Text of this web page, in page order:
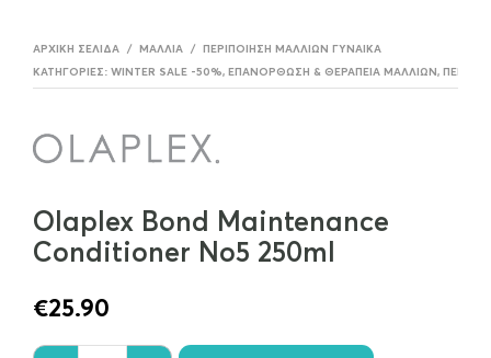
ΑΡΧΙΚΉ ΣΕΛΊΔΑ / ΜΑΛΛΙΆ / ΠΕΡΙΠΟΊΗΣΗ ΜΑΛΛΊΩΝ ΓΥΝΑΊΚΑ
ΚΑΤΗΓΟΡΊΕΣ: WINTER SALE -50%, ΕΠΑΝΌΡΘΩΣΗ & ΘΕΡΑΠΕΊΑ ΜΑΛΛΙΏΝ ,
Olaplex Bond Maintenance
Conditioner No5 250ml
€25.90